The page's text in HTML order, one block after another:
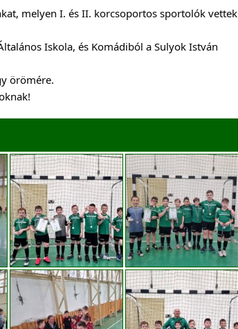
melyen I. és II. korcsoportos sportolók vettek
Iskola, és Komádiból a Sulyok István
örömére.